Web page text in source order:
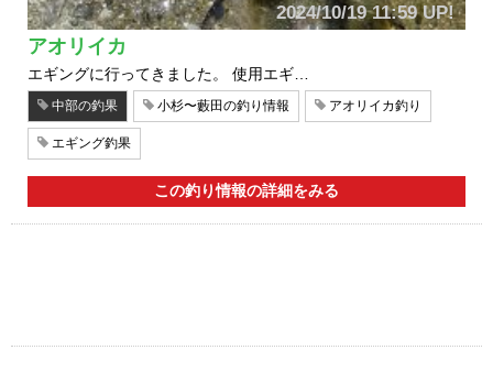
2024/10/19 11:59 UP!
アオリイカ
エギングに行ってきました。 使用エギ…
中部の釣果 小杉〜藪田の釣り情報 アオリイカ釣り
エギング釣果
この釣り情報の詳細をみる